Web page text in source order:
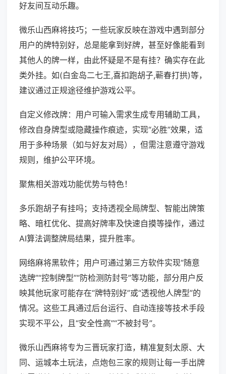
好友间互动乐趣。
微乐山西麻将技巧；一些玩家反映在游戏中遇到部分
用户的牌特别好，总是能拿到好牌，甚至好像能看到
其他人的牌一样，由此怀疑是不是有挂？确实存在此
类外挂。如(白金岛二七王,喜扣跑胡子,蕲春打拱)等，
建议通过正规途径维护游戏公平。
自定义修改牌：用户可输入需求生成专用辅助工具，
修改自身牌型或隐藏操作痕迹，实现“必胜”效果，适
用于多种场景（如与好友对局），但需注意遵守游戏
规则，维护公平环境。
聚焦相关游戏功能优势与特色！
多乐跑胡子有挂吗；支持透视全局牌型、智能出牌策
略、暗杠优化、提高好牌率及快速自摸等操作，通过
AI算法调整牌局结果，提升胜率。
网络麻将黑软件；用户可通过第三方软件实现“随意
选牌”“控制牌型”“防检测防封号”等功能，部分用户反
映其他玩家可能存在“牌特别好”或“透视他人牌型”的
情况。这些工具通过后台运行、自动连接等技术手段
实现不平公，且“安全性高”“不被封号”。
微乐山西麻将专为三晋玩家打造，精准复刻太原、大
同、运城本土玩法，点炮包三家的规则让每一手出牌